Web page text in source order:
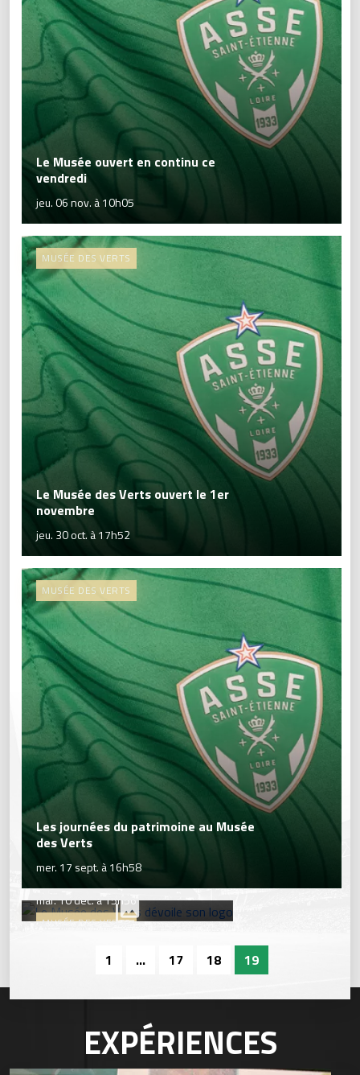
Le Musée ouvert en continu ce
vendredi
jeu. 06 nov. à 10h05
MUSÉE DES VERTS
Le Musée des Verts ouvert le 1er
novembre
jeu. 30 oct. à 17h52
MUSÉE DES VERTS
Les journées du patrimoine au Musée
des Verts
mer. 17 sept. à 16h58
MUSÉE DES VERTS
Le Musée des Verts dévoile son logo
mar. 10 déc. à 15h56
1 ... 17 18 19
EXPÉRIENCES